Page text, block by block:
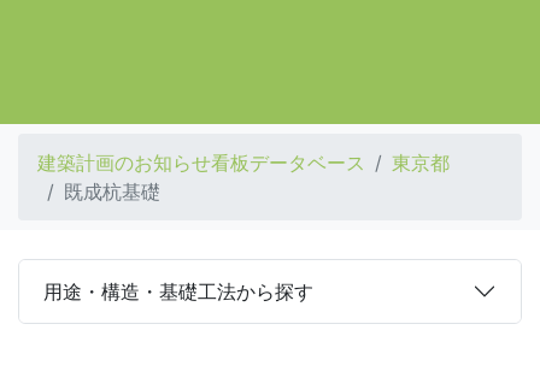
建築計画のお知らせ看板データベース
東京都
既成杭基礎
用途・構造・基礎工法から探す